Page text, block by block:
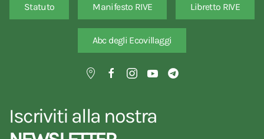
Statuto Manifesto RIVE Libretto RIVE
Abc degli Ecovillaggi
Iscriviti alla nostra